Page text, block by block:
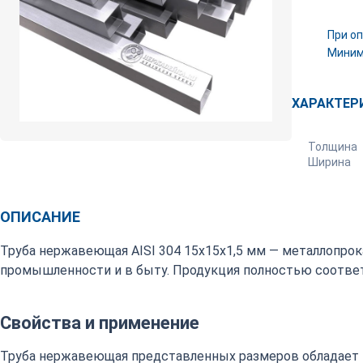
При
Толщина
Ширина
ОПИСАНИЕ
Труба нержавеющая AISI 304 15х15х1,5 мм —
промышленности и в быту. Продукция полностью
Свойства и применение
Труба нержавеющая представленных размеров